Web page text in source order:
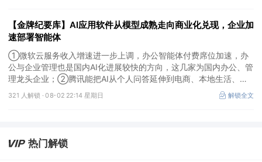
修复，该环节业绩兑现属性更强。
【金牌纪要库】AI应用软件从模型成熟走向商业化兑现，企业加
速部署智能体
①微软云服务收入增速进一步上调，办公智能体付费席位加速，办
公与企业管理也是国内AI化进展较快的方向，这几家为国内办公、管
理龙头企业；②腾讯能把AI从个人问答延伸到电商、本地生活、企
业协同，并保留较强的开放生态特征，在AI智能体时代具有强竞争
力，这几家企业与腾讯业务联系紧密；③AI应用扩张会显著增加推
第三方算力租赁企业更加受益。
321 人解锁 ·08-02 22:14 星期日 解锁全文
热门解锁